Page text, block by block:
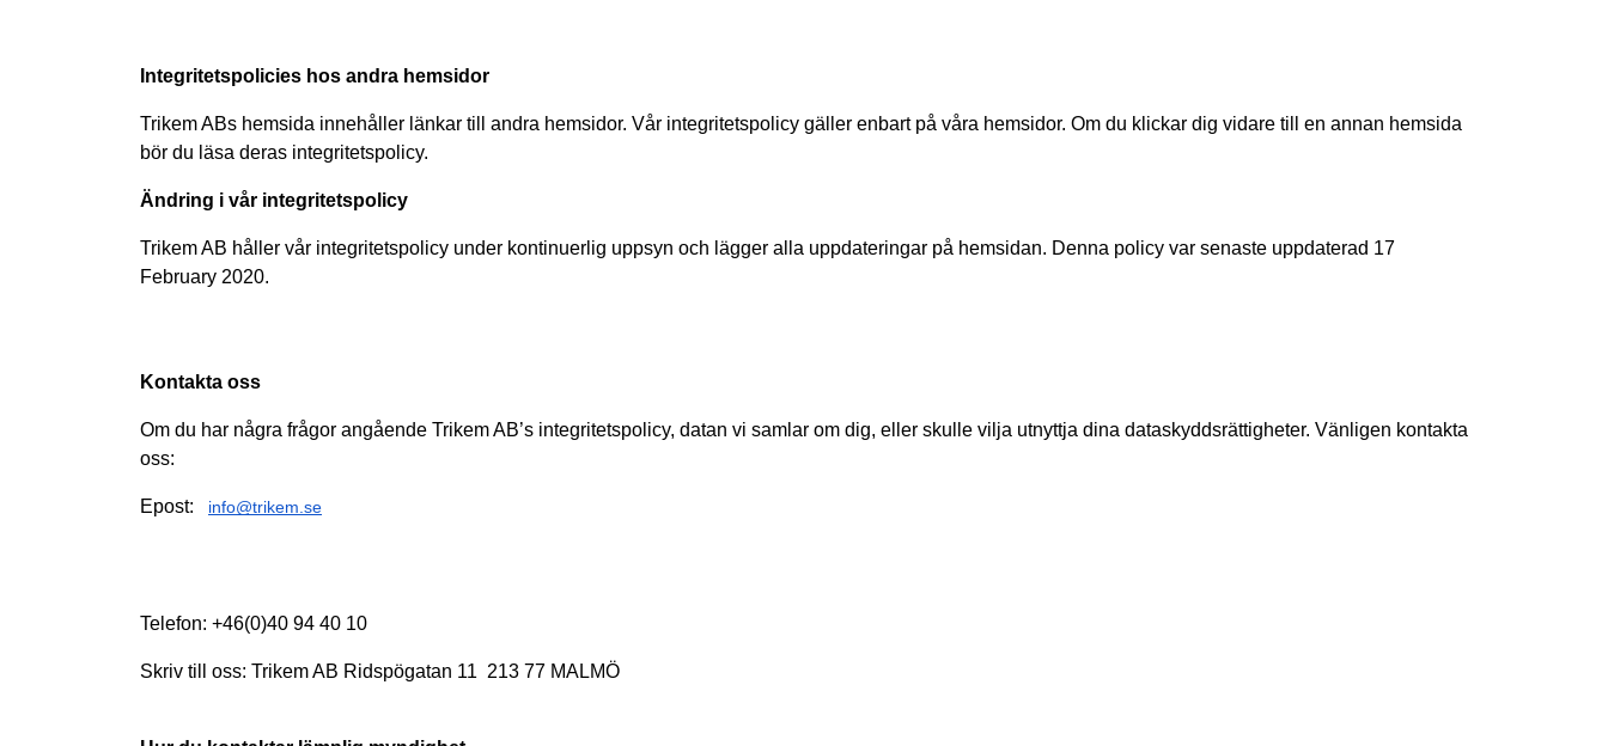
Integritetspolicies hos andra hemsidor
Trikem ABs hemsida innehåller länkar till andra hemsidor. Vår integritetspolicy gäller enbart på våra hemsidor. Om du klickar dig vidare till en annan hemsida
bör du läsa deras integritetspolicy.
Ändring i vår integritetspolicy
Trikem AB håller vår integritetspolicy under kontinuerlig uppsyn och lägger alla uppdateringar på hemsidan. Denna policy var senaste uppdaterad 17
February 2020.
Kontakta oss
Om du har några frågor angående Trikem AB’s integritetspolicy, datan vi samlar om dig, eller skulle vilja utnyttja dina dataskyddsrättigheter. Vänligen kontakta
oss:
Epost: info@trikem.se
Telefon: +46(0)40 94 40 10
Skriv till oss: Trikem AB Ridspögatan 11  213 77 MALMÖ